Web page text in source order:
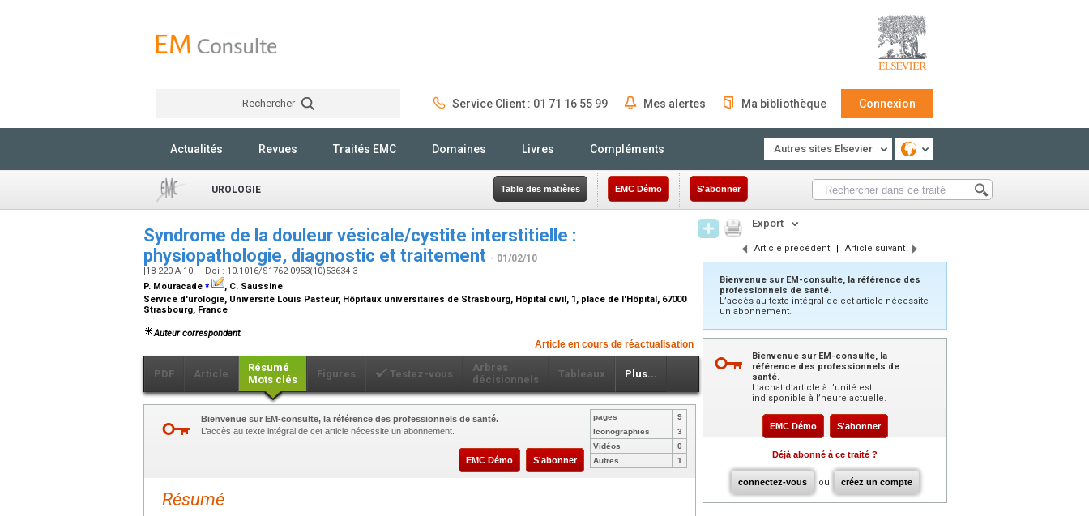
Rechercher Service Client : 01 71 16 55 99 Mes alertes Ma bibliothèque Connexion
Actualités Revues Traités EMC Domaines Livres Compléments Autres sites Elsevier
UROLOGIE Table des matières EMC Démo S'abonner
Syndrome de la douleur vésicale/cystite interstitielle :
physiopathologie, diagnostic et traitement - 01/02/10
[18-220-A-10] - Doi : 10.1016/S1762-0953(10)53634-3
P. Mouracade ⁎
, C. Saussine
Service d'urologie, Université Louis Pasteur, Hôpitaux universitaires de Strasbourg, Hôpital civil, 1, place de l'Hôpital, 67000
Strasbourg, France
Auteur correspondant.
Article en cours de réactualisation
PDF Article
Résumé
Mots clés
Figures Testez-vous
Arbres
décisionnels
Tableaux Plus...
Bienvenue sur EM-consulte, la référence des professionnels de santé.
L’accès au texte intégral de cet article nécessite un abonnement.
EMC Démo S'abonner
pages
9
Iconographies
3
Vidéos
0
Autres
1
Résumé
Export
Article précédent | Article suivant
Bienvenue sur EM-consulte, la référence des
professionnels de santé.
L’accès au texte intégral de cet article nécessite
un abonnement.
Bienvenue sur EM-consulte, la
référence des professionnels de
santé.
L’achat d’article à l’unité est
indisponible à l’heure actuelle.
EMC Démo S'abonner
Déjà abonné à ce traité ?
connectez-vous ou créez un compte